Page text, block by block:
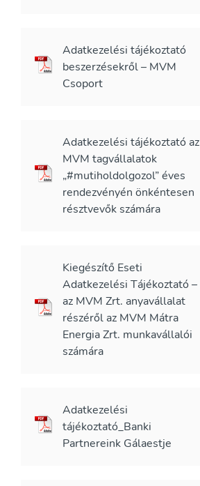
Adatkezelési tájékoztató
beszerzésekről – MVM
Csoport
Adatkezelési tájékoztató az
MVM tagvállalatok
„#mutiholdolgozol” éves
rendezvényén önkéntesen
résztvevők számára
Kiegészítő Eseti
Adatkezelési Tájékoztató –
az MVM Zrt. anyavállalat
részéről az MVM Mátra
Energia Zrt. munkavállalói
számára
Adatkezelési
tájékoztató_Banki
Partnereink Gálaestje